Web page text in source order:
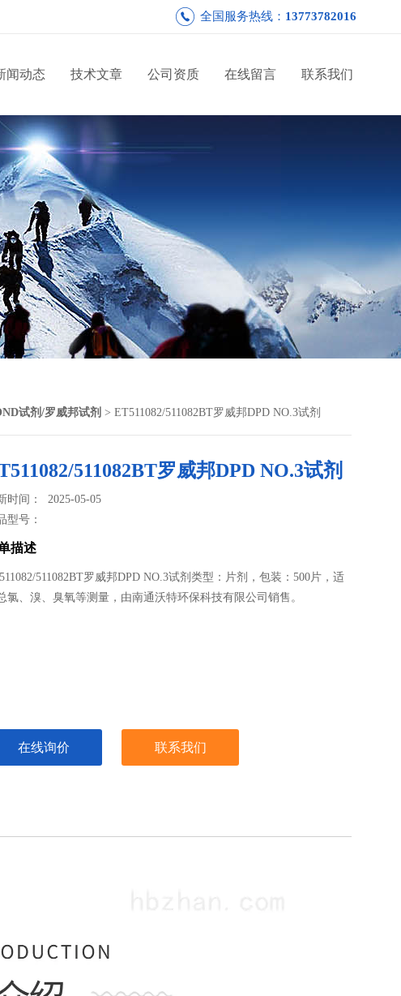
全国服务热线： 13773782016
闻动态 技术文章 公司资质 在线留言 联系我们
试剂/罗威邦试剂 > ET511082/511082BT罗威邦DPD NO.3试剂
511082BT罗威邦DPD NO.3试剂
时间： 2025-05-05
型号：
描述
511082BT罗威邦DPD NO.3试剂类型：片剂，包装：500片，适
氯、溴、臭氧等测量，由南通沃特环保科技有限公司销售。
在线询价 联系我们